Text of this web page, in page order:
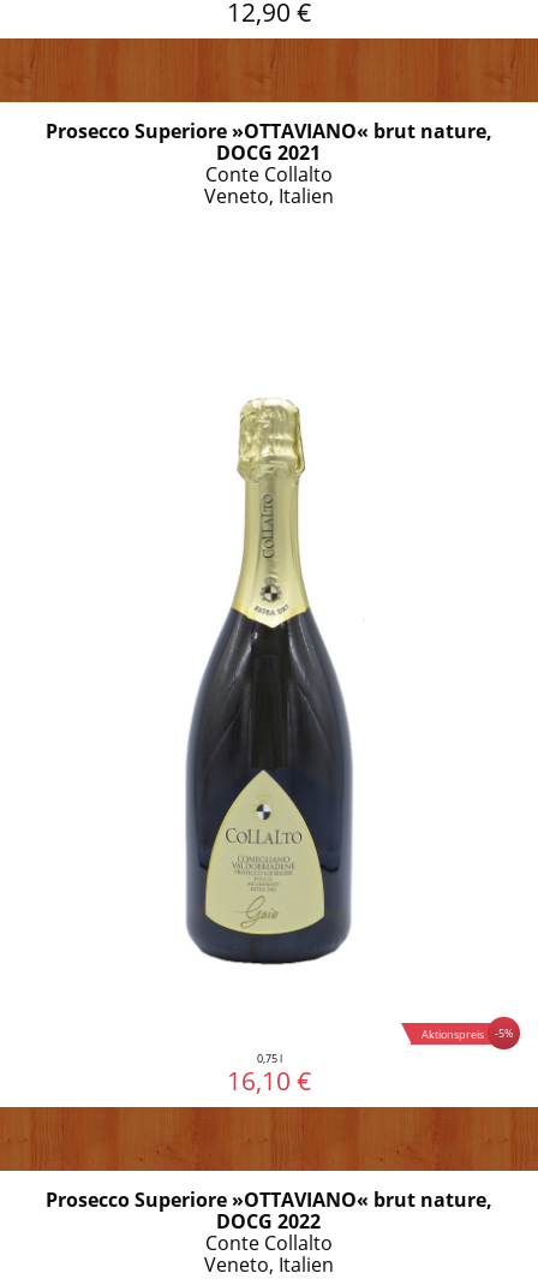
12,90 €
Prosecco Superiore »OTTAVIANO« brut nature,
DOCG 2021
Conte Collalto
Veneto, Italien
-5%
Aktionspreis
0,75 l
16,10 €
Prosecco Superiore »OTTAVIANO« brut nature,
DOCG 2022
Conte Collalto
Veneto, Italien